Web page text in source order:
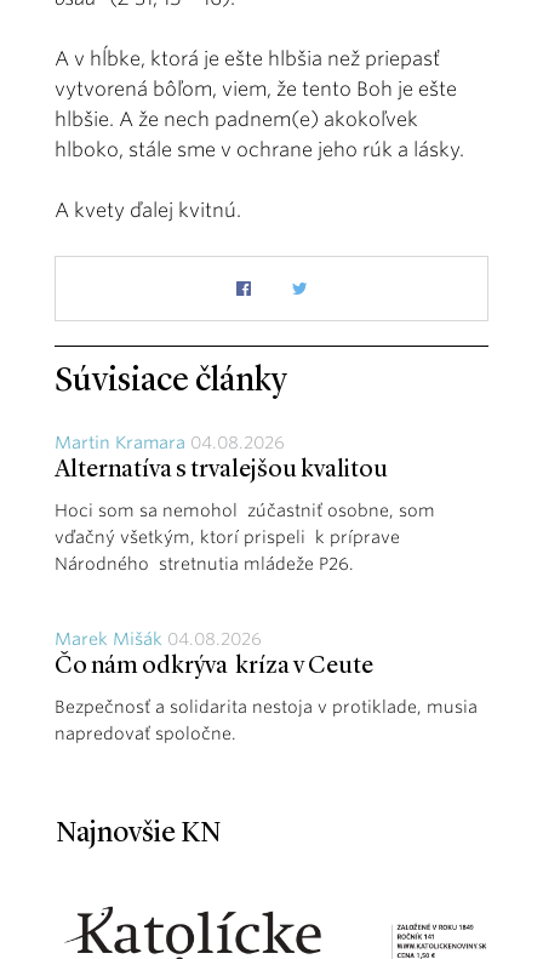
A v hĺbke, ktorá je ešte hlbšia než priepasť
vytvorená bôľom, viem, že tento Boh je ešte
hlbšie. A že nech padnem(e) akokoľvek
hlboko, stále sme v ochrane jeho rúk a lásky.
A kvety ďalej kvitnú.
Súvisiace články
Martin Kramara 04.08.2026
Alternatíva s trvalejšou kvalitou
Hoci som sa nemohol zúčastniť osobne, som
vďačný všetkým, ktorí prispeli k príprave
Národného stretnutia mládeže P26.
Marek Mišák 04.08.2026
Čo nám odkrýva kríza v Ceute
Bezpečnosť a solidarita nestoja v protiklade, musia
napredovať spoločne.
Najnovšie KN